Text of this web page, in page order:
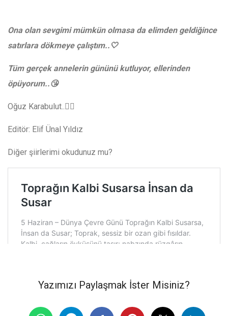
Ona olan sevgimi mümkün olmasa da elimden geldiğince
satırlara dökmeye çalıştım..🤍
Tüm gerçek annelerin gününü kutluyor, ellerinden
öpüyorum..😘
Oğuz Karabulut..✍🏻
Editör: Elif Ünal Yıldız
Diğer şiirlerimi okudunuz mu?
Yazımızı Paylaşmak İster Misiniz?